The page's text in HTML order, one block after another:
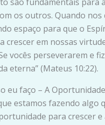
são fundamentais para
os outros. Quando
espaço para que o
crescer em nossas
vocês perseverarem e
eterna” (Mateus 10:22).
eu faço – A
estamos fazendo algo
para crescer e